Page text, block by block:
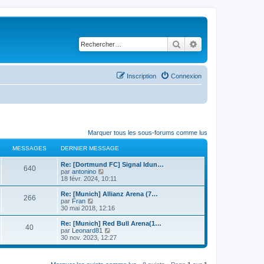
Rechercher
Connexion
Inscription
Marquer tous les sous-forums comme lus
MESSAGES DERNIER MESSAGE
640
Re: [Dortmund FC] Signal Idun…
par antonino
o
n
s
l
e
r
l
e
d
r
18 févr. 2024, 10:11
266
Re: [Munich] Allianz Arena (7…
par Fran
o
n
s
u
l
e
30 mai 2018, 12:16
40
Re: [Munich] Red Bull Arena(1…
par Leonard81
o
n
30 nov. 2023, 12:27